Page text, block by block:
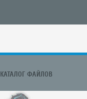
КАТАЛОГ ФАЙЛОВ